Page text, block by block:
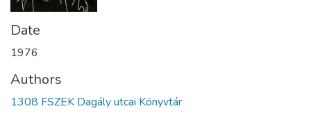
Date
1976
Authors
1308 FSZEK Dagály utcai Könyvtár